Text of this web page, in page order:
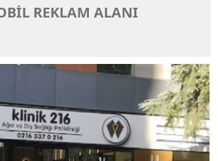
REKLAM ALANI